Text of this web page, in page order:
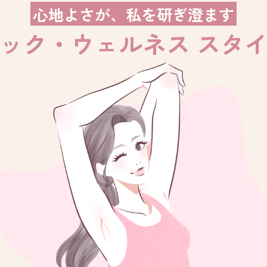
心地よさが、私を研ぎ澄ます
ク・ウェルネス スタ